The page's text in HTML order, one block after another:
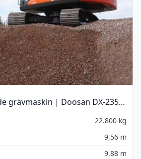
23 ton bandgående grävmaskin | Doosan DX-235LC-5
22.800 kg
9,56 m
9,88 m